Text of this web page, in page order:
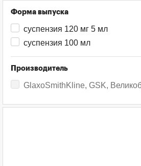
Форма выпуска
суспензия 120 мг 5 мл
суспензия 100 мл
Производитель
GlaxoSmithKline, GSK,